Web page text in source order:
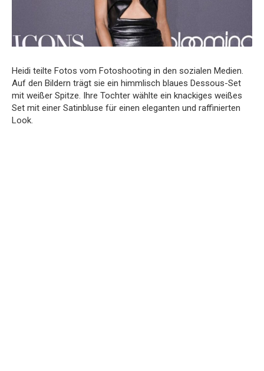
Heidi teilte Fotos vom Fotoshooting in den sozialen Medien.
Auf den Bildern trägt sie ein himmlisch blaues Dessous-Set
mit weißer Spitze. Ihre Tochter wählte ein knackiges weißes
Set mit einer Satinbluse für einen eleganten und raffinierten
Look.